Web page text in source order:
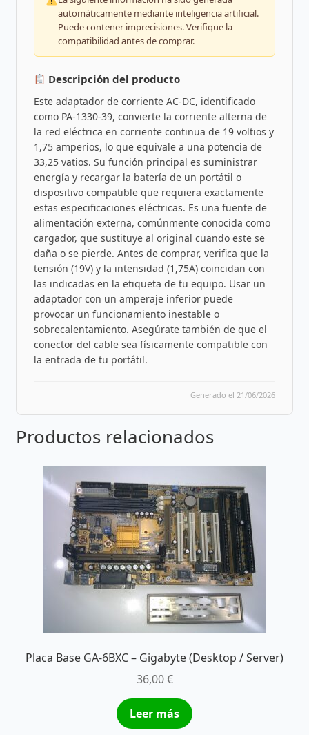
automáticamente mediante inteligencia artificial.
Puede contener imprecisiones. Verifique la
compatibilidad antes de comprar.
Descripción del producto
Este adaptador de corriente AC-DC, identificado
como PA-1330-39, convierte la corriente alterna de
la red eléctrica en corriente continua de 19 voltios y
1,75 amperios, lo que equivale a una potencia de
33,25 vatios. Su función principal es suministrar
energía y recargar la batería de un portátil o
dispositivo compatible que requiera exactamente
estas especificaciones eléctricas. Es una fuente de
alimentación externa, comúnmente conocida como
cargador, que sustituye al original cuando este se
daña o se pierde. Antes de comprar, verifica que la
tensión (19V) y la intensidad (1,75A) coincidan con
las indicadas en la etiqueta de tu equipo. Usar un
adaptador con un amperaje inferior puede
provocar un funcionamiento inestable o
sobrecalentamiento. Asegúrate también de que el
conector del cable sea físicamente compatible con
la entrada de tu portátil.
Generado el 21/06/2026
Productos relacionados
Placa Base GA-6BXC – Gigabyte (Desktop / Server)
36,00€
Leer más